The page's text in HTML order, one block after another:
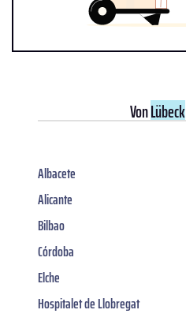
VonLübeck
Albacete
Alicante
Bilbao
Córdoba
Elche
Hospitalet de Llobregat